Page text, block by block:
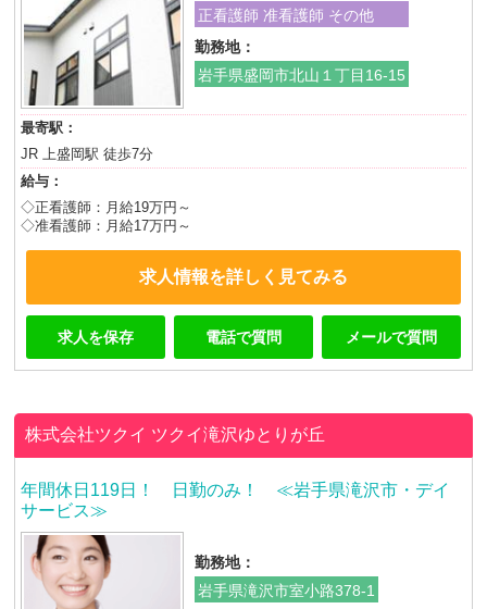
正看護師 准看護師 その他
勤務地：
岩手県盛岡市北山１丁目16-15
最寄駅：
JR 上盛岡駅 徒歩7分
給与：
◇正看護師：月給19万円～
◇准看護師：月給17万円～
求人情報を詳しく見てみる
求人を保存 電話で質問 メールで質問
株式会社ツクイ ツクイ滝沢ゆとりが丘
年間休日119日！ 日勤のみ！ ≪岩手県滝沢市・デイ
サービス≫
勤務地：
岩手県滝沢市室小路378-1